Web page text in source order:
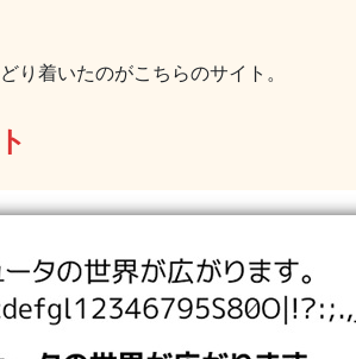
り着いたのがこちらのサイト。